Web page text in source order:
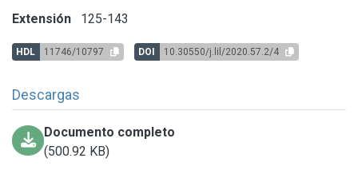
Extensión 125-143
HDL 11746/10797 DOI 10.30550/j.lil/2020.57.2/4
Descargas
Documento completo
(500.92 KB)